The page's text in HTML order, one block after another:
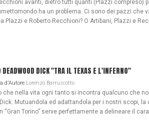
avanti, dietro tutti quanti (Plazzi compreso)
ha un problema. Ci sono dei pazzi che
Plazzi e Roberto Recchioni? O Artibani, Plazzi e
DEADWOOD DICK "TRA IL TEXAS E L'INFERNO"
d'AutoreLorenzo Barruscotto
nella vita ogni tanto si incontra qualcuno che
Mutuandola ed adattandola per i nostri scopi,
“Gran Torino” serve perfettamente a delineare il